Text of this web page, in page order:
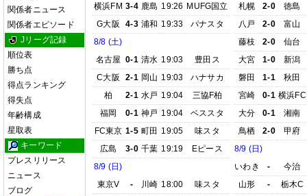
関係者ニュース
関係者エピソード
Jリーグ記録
順位表
勝ち点
得点ランキング
得失点
年齢構成
星取表
キーワード
プレスリリース
ニュース
ブログ
横浜FM 3-4 鹿島 19:26 MUFG国立
G大阪
4-3 浦和 19:33
パナスタ
8/8 (土)
名古屋 0-1 清水 19:03
豊田ス
C大阪
2-1 岡山 19:03
ハナサカ
柏
2-1 水戸 19:04
三協F柏
福岡
0-1 神戸 19:04
ベススタ
FC東京 1-5 町田 19:05
味スタ
広島
3-0 千葉 19:19
Eピース
8/9 (日)
東京V
- 川崎 18:00
味スタ
札幌
2-0
徳島
八戸
2-0
富山
藤枝
2-0
仙台
大宮
1-0
新潟
磐田
1-1
秋田
宮崎
0-1 横浜FC
大分
0-1
湘南
鳥栖
2-0
甲府
8/9 (日)
いわき
-
今治
山形
- 栃木C